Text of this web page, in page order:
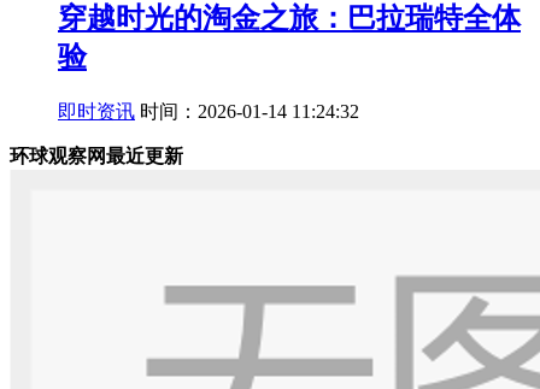
穿越时光的淘金之旅：巴拉瑞特全体
验
即时资讯 时间：2026-01-14 11:24:32
环球观察网最近更新